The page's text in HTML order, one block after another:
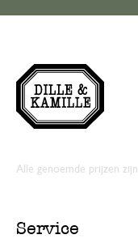
Alle genoemde prijzen
Service